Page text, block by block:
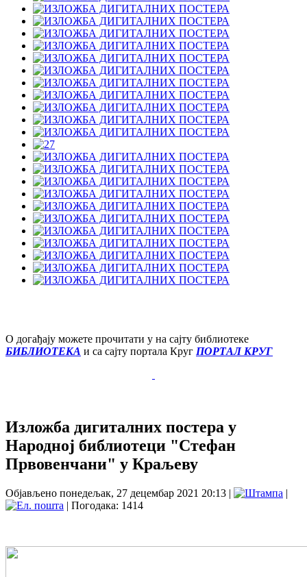
О догађају можете прочитати у на сајту библиотеке
БИБЛИОТЕКА и са сајту портала Круг ПОРТАЛ КРУГ
Изложба дигиталних постера у
Народној библиотеци "Стефан
Првовенчани" у Краљеву
Објављено понедељак, 27 децембар 2021 20:13 |
|
| Погодака: 1414